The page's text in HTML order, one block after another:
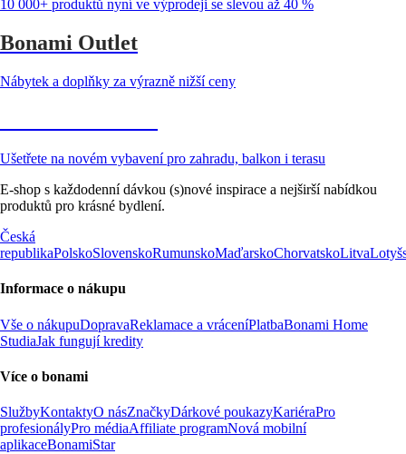
10 000+ produktů nyní ve výprodeji se slevou až 40 %
Bonami Outlet
Nábytek a doplňky za výrazně nižší ceny
Ušetřete na novém vybavení pro zahradu, balkon i terasu
E-shop s každodenní dávkou (s)nové inspirace a nejširší nabídkou
produktů pro krásné bydlení.
Česká
republikaPolskoSlovenskoRumunskoMaďarskoChorvatskoLitva
Informace o nákupu
Vše o nákupuDopravaReklamace a vráceníPlatbaBonami Home
StudiaJak fungují kredity
Více o bonami
SlužbyKontaktyO násZnačkyDárkové poukazyKariéraPro
profesionályPro médiaAffiliate programNová mobilní
aplikaceBonamiStar